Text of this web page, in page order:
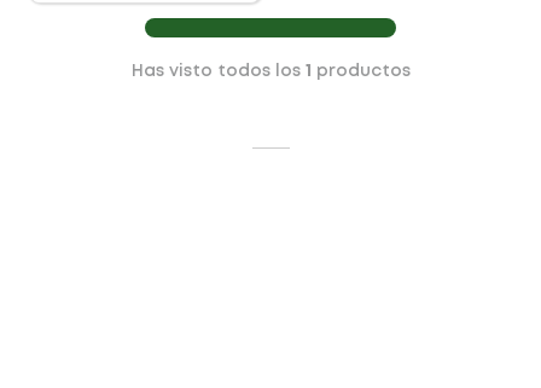
Has visto todos los productos